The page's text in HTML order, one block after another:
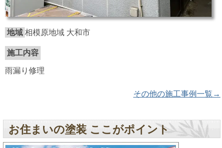
地域 相模原地域 大和市
施工内容
雨漏り修理
その他の施工事例一覧→
お住まいの塗装 ここがポイント